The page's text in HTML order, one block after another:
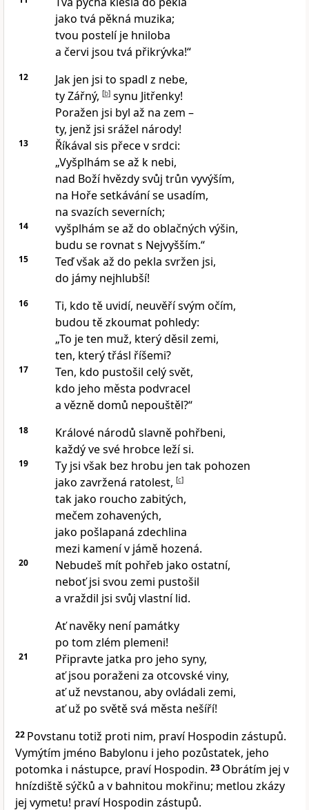
jako tvá pěkná muzika;
tvou postelí je hniloba
a červi jsou tvá přikrývka!“
12
Jak jen jsi to spadl z nebe,
ty Zářný, [b]synu Jitřenky!
Poražen jsi byl až na zem –
ty, jenž jsi srážel národy!
13
Říkával sis přece v srdci:
„Vyšplhám se až k nebi,
nad Boží hvězdy svůj trůn vyvýším,
na Hoře setkávání se usadím,
na svazích severních;
14
vyšplhám se až do oblačných výšin,
budu se rovnat s Nejvyšším.“
15
Teď však až do pekla svržen jsi,
do jámy nejhlubší!
16
Ti, kdo tě uvidí, neuvěří svým očím,
budou tě zkoumat pohledy:
„To je ten muž, který děsil zemi,
ten, který třásl říšemi?
17
Ten, kdo pustošil celý svět,
kdo jeho města podvracel
a vězně domů nepouštěl?“
18
Králové národů slavně pohřbeni,
každý ve své hrobce leží si.
19
Ty jsi však bez hrobu jen tak pohozen
jako zavržená ratolest, [c]
tak jako roucho zabitých,
mečem zohavených,
jako pošlapaná zdechlina
mezi kamení v jámě hozená.
20
Nebudeš mít pohřeb jako ostatní,
neboť jsi svou zemi pustošil
a vraždil jsi svůj vlastní lid.
Ať navěky není památky
po tom zlém plemeni!
21
Připravte jatka pro jeho syny,
ať jsou poraženi za otcovské viny,
ať už nevstanou, aby ovládali zemi,
ať už po světě svá města nešíří!
22 Povstanu totiž proti nim, praví Hospodin zástupů.
Vymýtím jméno Babylonu i jeho pozůstatek, jeho
potomka i nástupce, praví Hospodin. 23 Obrátím jej v
hnízdiště sýčků a v bahnitou mokřinu; metlou zkázy
jej vymetu! praví Hospodin zástupů.